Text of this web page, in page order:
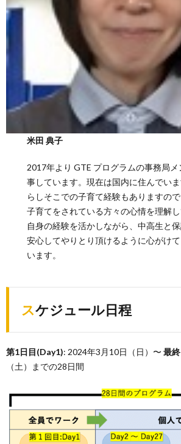
米田 典子
2017年より GTE プログラムの事務局
事しています。現在は国内に住んでい
らしそこでの子育て経験もありますの
子育てをされている方々の心情を理解し
自身の経験を活かしながら、中高生と保
安心してやりとり頂けるように心がけ
います。
スケジュール日程
第1日目(Day1): 2024年3月10日（日）〜 最
（土）までの28日間